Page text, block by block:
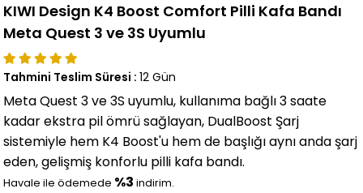
KIWI Design K4 Boost Comfort Pilli Kafa Bandı
Meta Quest 3 ve 3S Uyumlu
Tahmini Teslim Süresi : 12 Gün
Meta Quest 3 ve 3S uyumlu, kullanıma bağlı 3 saate
kadar ekstra pil ömrü sağlayan, DualBoost Şarj
sistemiyle hem K4 Boost'u hem de başlığı aynı anda şarj
eden, gelişmiş konforlu pilli kafa bandı.
Havale ile ödemede %3 indirim.